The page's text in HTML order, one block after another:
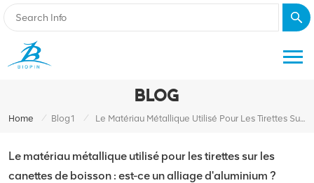
BLOG
Home / Blog1 / Le Matériau Métallique Utilisé Pour Les Tirettes Sur Les Canettes De Boisson : Est-Ce Un Alliage D'aluminium ?
Le matériau métallique utilisé pour les tirettes sur les
canettes de boisson : est-ce un alliage d'aluminium ?